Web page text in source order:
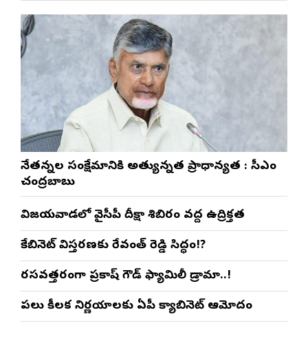
నేతన్నల సంక్షేమానికి అత్యున్నత ప్రాధాన్యత : సీఎం
చంద్రబాబు
విజయవాడలో వైసీపీ దీక్షా శిబిరం వద్ద ఉద్రిక్తత
కేబినెట్ విస్తరణకు రేవంత్ రెడ్డి సిద్ధం!?
రసవత్తరంగా ప్రకాష్ గౌడ్ ఫ్యామిలీ డ్రామా..!
పలు కీలక నిర్ణయాలకు ఏపీ క్యాబినెట్ ఆమోదం